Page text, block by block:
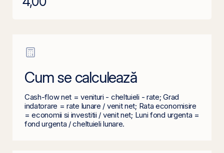
Cum se calculează
Cash-flow net = venituri - cheltuieli - rate; Grad
indatorare = rate lunare / venit net; Rata economisire
= economii si investitii / venit net; Luni fond urgenta =
fond urgenta / cheltuieli lunare.